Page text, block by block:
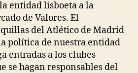
entidad lisboeta a la
de Valores. El
del Atlético de Madrid
política de nuestra entidad
entradas a los clubes
se hagan responsables del